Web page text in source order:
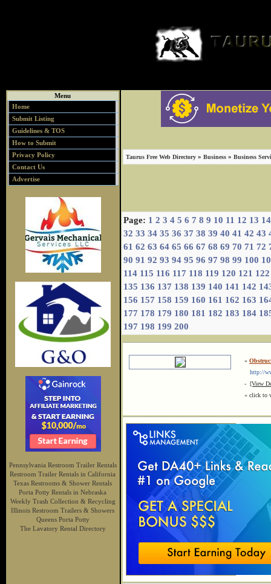
Menu
Home
Submit Listing
Guidelines & TOS
How to Submit
Privacy Policy
Contact Us
Advertise
Pennsylvania Restroom Trailer Rentals
Restroom Trailer Rentals in California
Texas Restrooms & Shower Rentals
Porta Potty Rentals in Nebraska
Weekly Trash Collection & Recycling
Illinois Restroom Trailers & Showers
Queens Porta Potty
The Lavatory Rental Directory
Taurus Free Web Directory » Business » Business
Page: 1 2 3 4 5 6 7 8 9 10 11 12 13 14
32 33 34 35 36 37 38 39 40 41 42 43
61 62 63 64 65 66 67 68 69 70 71 72
90 91 92 93 94 95 96 97 98 99 100
114 115 116 117 118 119 120 121 122
135 136 137 138 139 140 141 142
156 157 158 159 160 161 162 163
177 178 179 180 181 182 183 184
197 198 199 200
»
http://
- [View
« click to